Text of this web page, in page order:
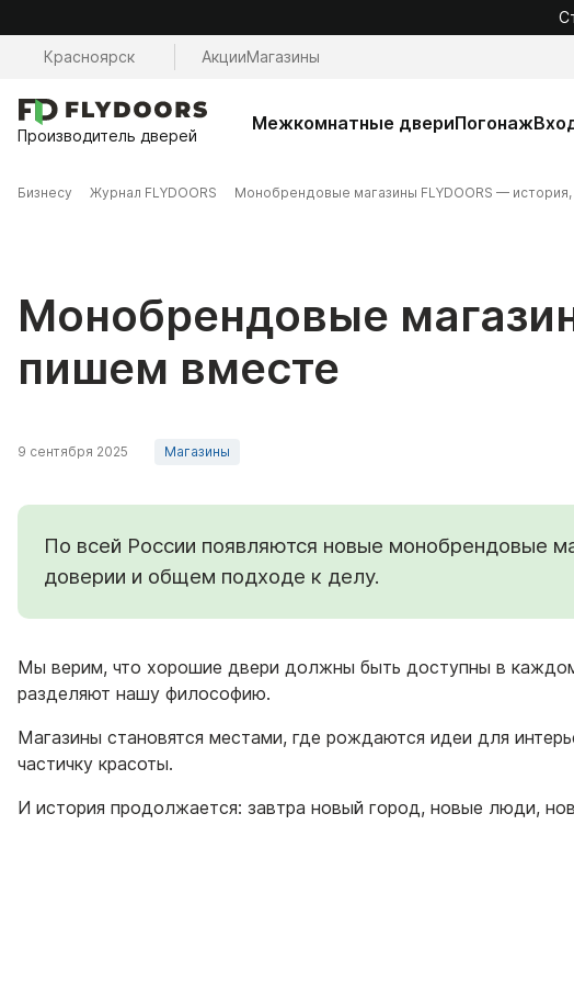
Красноярск АкцииМагазины
Производитель дверей
Межкомнатные двериПогонаж
Бизнесу Журнал FLYDOORS Монобрендовые магазины FLYDOORS —
Монобрендовые
пишем вместе
9 сентября 2025 Магазины
По всей России появляются новые монобрендовые
доверии и общем подходе к делу.
Мы верим, что хорошие двери должны быть доступны в
разделяют нашу философию.
Магазины становятся местами, где рождаются идеи для
частичку красоты.
И история продолжается: завтра новый город, новые люди,